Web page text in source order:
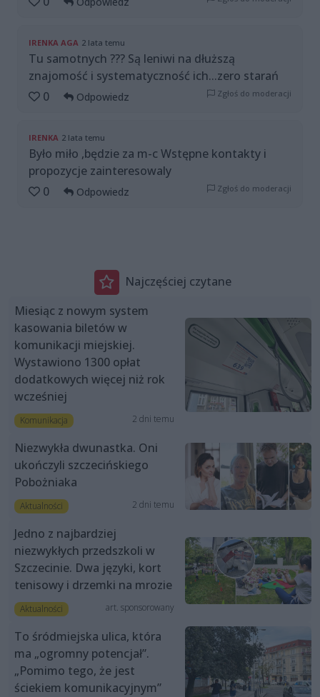
IRENKA AGA 2 lata temu
Tu samotnych ??? Są leniwi na dłuższą
znajomość i systematyczność ich...zero starań
0
Odpowiedz Zgłoś do moderacji
IRENKA 2 lata temu
Było miło ,będzie za m-c Wstępne kontakty i
propozycje zainteresowaly
0
Odpowiedz Zgłoś do moderacji
Najczęściej czytane
Miesiąc z nowym system
kasowania biletów w
komunikacji miejskiej.
Wystawiono 1300 opłat
dodatkowych więcej niż rok
wcześniej
Komunikacja 2 dni temu
Niezwykła dwunastka. Oni
ukończyli szczecińskiego
Pobożniaka
Aktualności 2 dni temu
Jedno z najbardziej
niezwykłych przedszkoli w
Szczecinie. Dwa języki, kort
tenisowy i drzemki na mrozie
Aktualności art. sponsorowany
To śródmiejska ulica, która
ma „ogromny potencjał”.
„Pomimo tego, że jest
ściekiem komunikacyjnym”